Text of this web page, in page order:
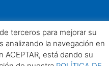
de Cookies
terceros para mejorar su
analizando la navegación en
está dando su